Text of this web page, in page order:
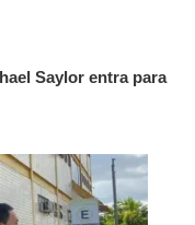
Saylor entra para